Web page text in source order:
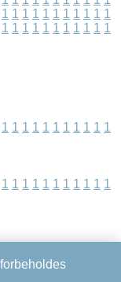
1 1 1 1 1 1 1 1 1 1 1
1 1 1 1 1 1 1 1 1 1 1
1 1 1 1 1 1 1 1 1 1 1
1 1 1 1 1 1 1 1 1 1 1